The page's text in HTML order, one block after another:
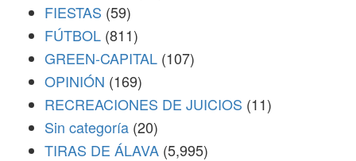
FIESTAS (59)
FÚTBOL (811)
GREEN-CAPITAL (107)
OPINIÓN (169)
RECREACIONES DE JUICIOS (11)
Sin categoría (20)
TIRAS DE ÁLAVA (5,995)